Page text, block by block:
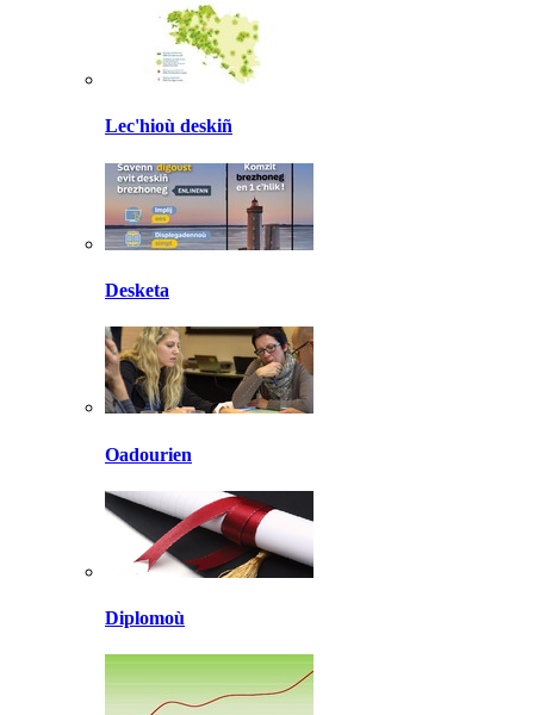
Lec'hioù deskiñ
Desketa
Oadourien
Diplomoù